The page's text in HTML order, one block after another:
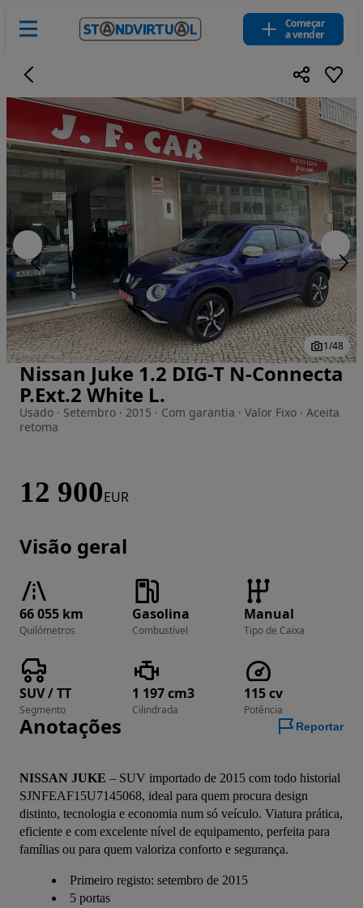
Começar
a vender
Imagem 1 de 48
1/48
Nissan Juke 1.2 DIG-T N-Connecta
P.Ext.2 White L.
Usado · Setembro · 2015 · Com garantia · Valor Fixo · Aceita
retoma
12 900EUR
Visão geral
66 055 km
Quilómetros
Gasolina
Combustível
Manual
Tipo de Caixa
SUV / TT
Segmento
1 197 cm3
Cilindrada
115 cv
Potência
Anotações Reportar
NISSAN JUKE – SUV importado de 2015 com todo historial
SJNFEAF15U7145068, ideal para quem procura design
distinto, tecnologia e economia num só veículo. Viatura prática,
eficiente e com excelente nível de equipamento, perfeita para
famílias ou para quem valoriza conforto e segurança.
Primeiro registo: setembro de 2015
5 portas